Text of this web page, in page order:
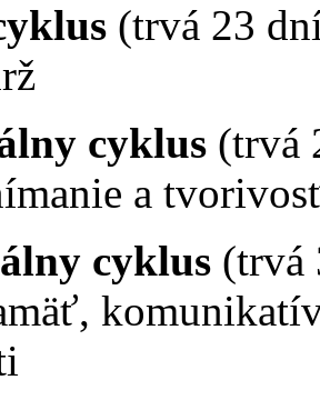
(trvá 23
cyklus (trvá
a
cyklus (trvá